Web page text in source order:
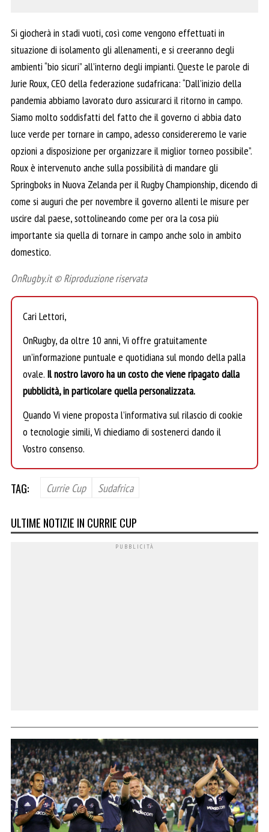
Si giocherà in stadi vuoti, così come vengono effettuati in
situazione di isolamento gli allenamenti, e si creeranno degli
ambienti “bio sicuri” all’interno degli impianti. Queste le parole di
Jurie Roux, CEO della federazione sudafricana: “Dall’inizio della
pandemia abbiamo lavorato duro assicurarci il ritorno in campo.
Siamo molto soddisfatti del fatto che il governo ci abbia dato
luce verde per tornare in campo, adesso considereremo le varie
opzioni a disposizione per organizzare il miglior torneo possibile”.
Roux è intervenuto anche sulla possibilità di mandare gli
Springboks in Nuova Zelanda per il Rugby Championship, dicendo di
come si auguri che per novembre il governo allenti le misure per
uscire dal paese, sottolineando come per ora la cosa più
importante sia quella di tornare in campo anche solo in ambito
domestico.
OnRugby.it © Riproduzione riservata
Cari Lettori,
OnRugby, da oltre 10 anni, Vi offre gratuitamente
un’informazione puntuale e quotidiana sul mondo della palla
ovale. Il nostro lavoro ha un costo che viene ripagato dalla
pubblicità, in particolare quella personalizzata.
Quando Vi viene proposta l’informativa sul rilascio di cookie
o tecnologie simili, Vi chiediamo di sostenerci dando il
Vostro consenso.
TAG: Currie Cup Sudafrica
ULTIME NOTIZIE IN CURRIE CUP